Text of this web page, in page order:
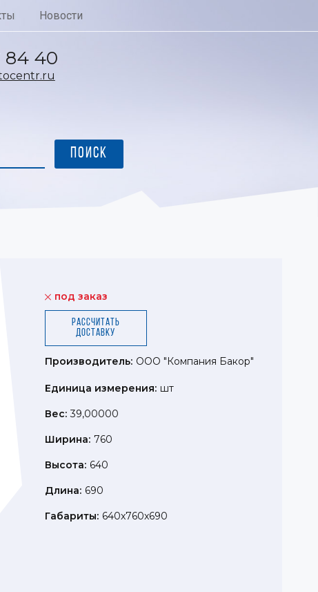
Новости
84 40
под заказ
Рассчитать
доставку
Производитель: ООО "Компания Бакор"
Единица измерения: шт
Вес: 39,00000
Ширина: 760
Высота: 640
Длина: 690
Габариты: 640x760x690